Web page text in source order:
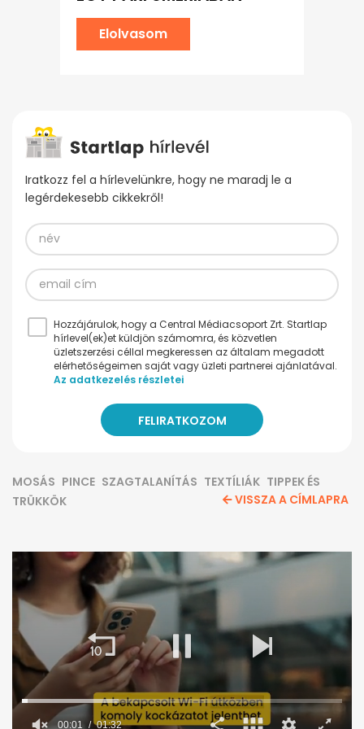
Elolvasom
Iratkozz fel a hírlevelünkre, hogy ne maradj le a
legérdekesebb cikkekről!
Hozzájárulok, hogy a Central Médiacsoport Zrt. Startlap
hírlevel(ek)et küldjön számomra, és közvetlen
üzletszerzési céllal megkeressen az általam megadott
elérhetőségeimen saját vagy üzleti partnerei ajánlatával.
Az adatkezelés részletei
MOSÁS PINCE SZAGTALANÍTÁS TEXTÍLIÁK TIPPEK ÉS
TRÜKKÖK
VISSZA A CÍMLAPRA